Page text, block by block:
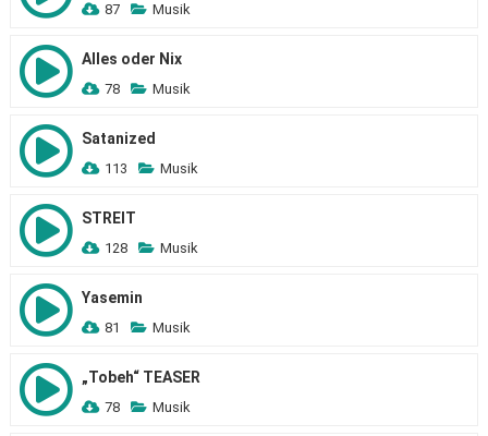
87 Musik
Alles oder Nix
78 Musik
Satanized
113 Musik
STREIT
128 Musik
Yasemin
81 Musik
„Tobeh“ TEASER
78 Musik